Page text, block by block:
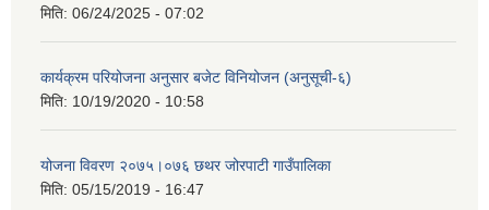
मिति: 06/24/2025 - 07:02
कार्यक्रम परियोजना अनुसार बजेट विनियोजन (अनुसूची-६)
मिति: 10/19/2020 - 10:58
योजना विवरण २०७५।०७६ छथर जोरपाटी गाउँपालिका
मिति: 05/15/2019 - 16:47